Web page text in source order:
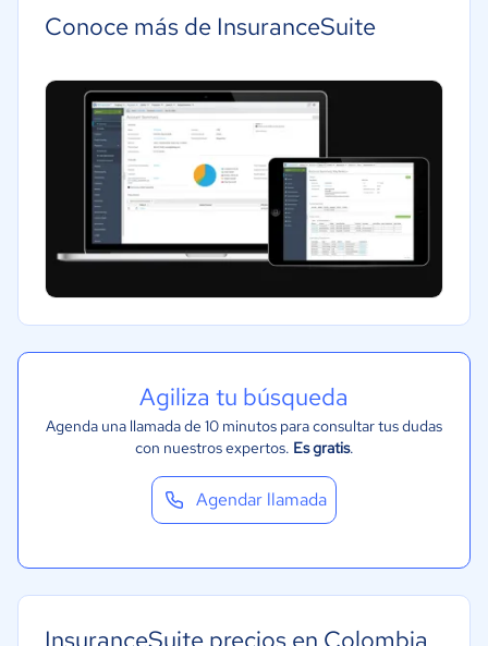
Conoce más de InsuranceSuite
Agiliza tu búsqueda
Agenda una llamada de 10 minutos para consultar tus dudas
con nuestros expertos. Es gratis.
Agendar llamada